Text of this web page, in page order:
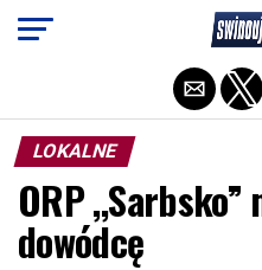
LOKALNE
ORP ,,Sarbsko”
dowódcę
Exit